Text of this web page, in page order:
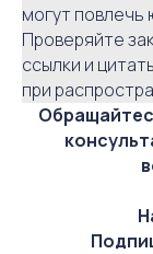
могут повлечь
Проверяйте
ссылки и
при